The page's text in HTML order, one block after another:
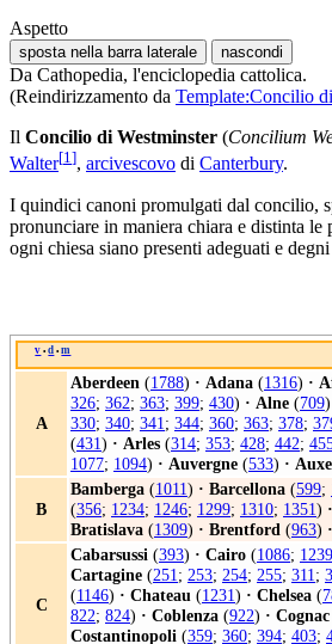
Aspetto
sposta nella barra laterale nascondi
Da Cathopedia, l'enciclopedia cattolica.
(Reindirizzamento da Template:Concilio
Il Concilio di Westminster (Concilium
Walter[1], arcivescovo di Canterbury.
I quindici canoni promulgati dal concilio,
pronunciare in maniera chiara e distinta le
ogni chiesa siano presenti adeguati e
v • d • m
A
Aberdeen (1788) · Adana (1316) ·
326; 362; 363; 399; 430) · Alne (709)
330; 340; 341; 344; 360; 363; 378;
(431) · Arles (314; 353; 428; 442;
1077; 1094) · Auvergne (533) ·
B
Bamberga (1011) · Barcellona (599;
(356; 1234; 1246; 1299; 1310; 1351) ·
Bratislava (1309) · Brentford (963) ·
C
Cabarsussi (393) · Cairo (1086; 1239
Cartagine (251; 253; 254; 255; 311;
(1146) · Chateau (1231) · Chelsea (
822; 824) · Coblenza (922) · Cognac
Costantinopoli (359; 360; 394; 403;